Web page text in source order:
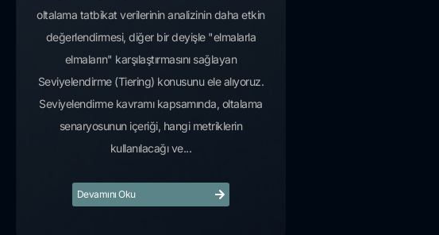
oltalama tatbikat verilerinin analizinin daha etkin
değerlendirmesi, diğer bir deyişle "elmalarla
elmaların" karşılaştırmasını sağlayan
Seviyelendirme (Tiering) konusunu ele alıyoruz.
Seviyelendirme kavramı kapsamında, oltalama
senaryosunun içeriği, hangi metriklerin
kullanılacağı ve...
Devamını Oku